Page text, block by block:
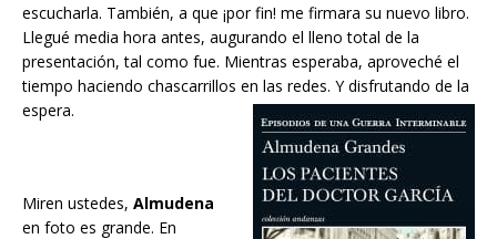
escucharla. También, a que ¡por fin! me firmara su nuevo libro.
Llegué media hora antes, augurando el lleno total de la
presentación, tal como fue. Mientras esperaba, aproveché el
tiempo haciendo chascarrillos en las redes. Y disfrutando de la
espera.
Miren ustedes, Almudena
en foto es grande. En